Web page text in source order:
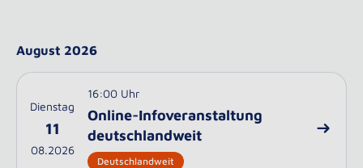
August 2026
Dienstag
11
08.2026
16:00 Uhr
Online-Infoveranstaltung
deutschlandweit
Deutschlandweit